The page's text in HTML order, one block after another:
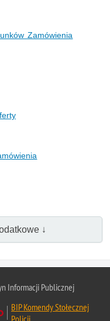
Zamówienia
↓
Informacji Publicznej
BIP Komendy Stołecznej